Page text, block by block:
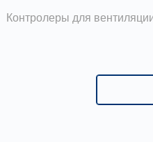
Контролеры для